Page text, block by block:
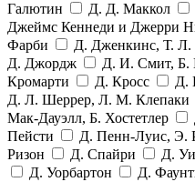
Галютин
Д. Д. Маккол
Джеймс Кеннеди и Джерри
Фарби
Д. Дженкинс, Т. Л.
Д. Джордж
Д. И. Смит, Б.
Кромарти
Д. Кросс Д.
Д. Л. Шеррер, Л. М. Клепаки
Мак-Дауэлл, Б. Хостетлер
Пейсти
Д. Пенн-Луис, Э.
Ризон
Д. Спайри Д.
Д. Уорбартон
Д.